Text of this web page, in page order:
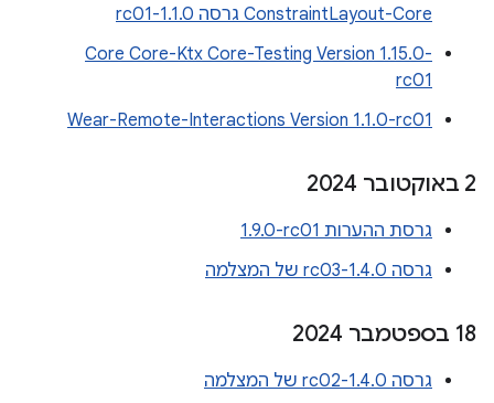
ConstraintLayout-Core גרסה 1.1.0-rc01
Core Core-Ktx Core-Testing Version 1.15.0-
rc01
Wear-Remote-Interactions Version 1.1.0-rc01
‫2 באוקטובר 2024
גרסת ההערות ‎1.9.0-rc01
גרסה 1.4.0-rc03 של המצלמה
‫18 בספטמבר 2024
גרסה 1.4.0-rc02 של המצלמה